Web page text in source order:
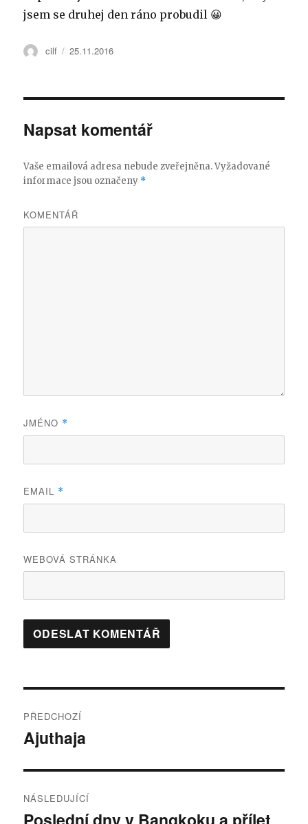
jsem se druhej den ráno probudil 😀
Autor:
cilf Publikováno:
25.11.2016
Napsat komentář
Vaše emailová adresa nebude zveřejněna.Vyžadované
informace jsou označeny *
KOMENTÁŘ
JMÉNO *
EMAIL *
WEBOVÁ STRÁNKA
pro
PŘEDCHOZÍ
Předchozí
Ajuthaja
NÁSLEDUJÍCÍ
Následující
Poslední dny v Bangkoku a přílet